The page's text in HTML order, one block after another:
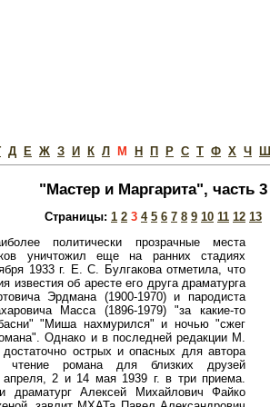
Д Е Ж З И К Л М Н П Р С Т Ф Х Ч Ш
"Мастер и Маргарита", часть 3
Страницы: 1 2 3 4 5 6 7 8 9 10 11 12 13
политически прозрачные места
уничтожил еще на ранних стадиях
1933 г. Е. С. Булгакова отметила, что
известия об аресте его друга драматурга
Эрдмана (1900-1970) и пародиста
Масса (1896-1979) "за какие-то
басни" "Миша нахмурился" и ночью "сжег
Однако и в последней редакции М.
острых и опасных для автора
чтение романа для близких друзей
апреля, 2 и 14 мая 1939 г. в три приема.
драматург Алексей Михайлович Файко